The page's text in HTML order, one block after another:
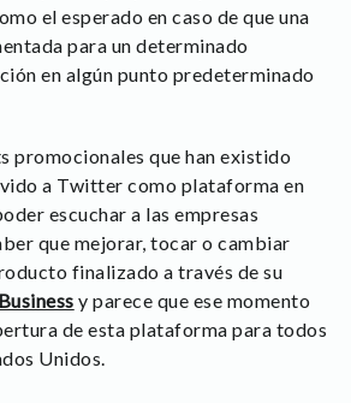
el esperado en caso de que una
para un determinado
en algún punto predeterminado
promocionales que han existido
a Twitter como plataforma en
escuchar a las empresas
que mejorar, tocar o cambiar
finalizado a través de su
y parece que ese momento
de esta plataforma para todos
Unidos.